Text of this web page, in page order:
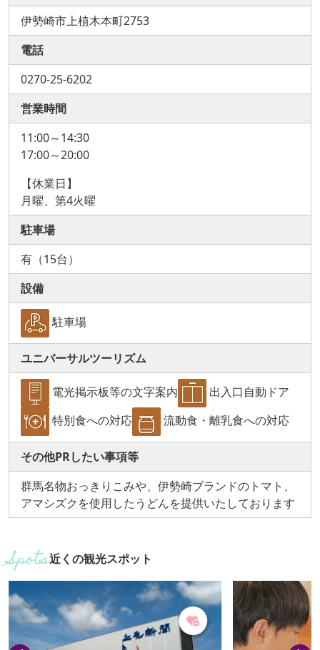
伊勢崎市上植木本町2753
電話
0270-25-6202
営業時間
11:00～14:30
17:00～20:00
【休業日】
月曜、第4火曜
駐車場
有（15台）
設備
駐車場
ユニバーサルツーリズム
電光掲示板等の文字案内
出入口自動ドア
特別食への対応
流動食・離乳食への対応
その他PRしたい事項等
群馬名物おっきりこみや、伊勢崎ブランドのトマト、
アマシズクを使用したうどんを提供いたしております
近くの観光スポット